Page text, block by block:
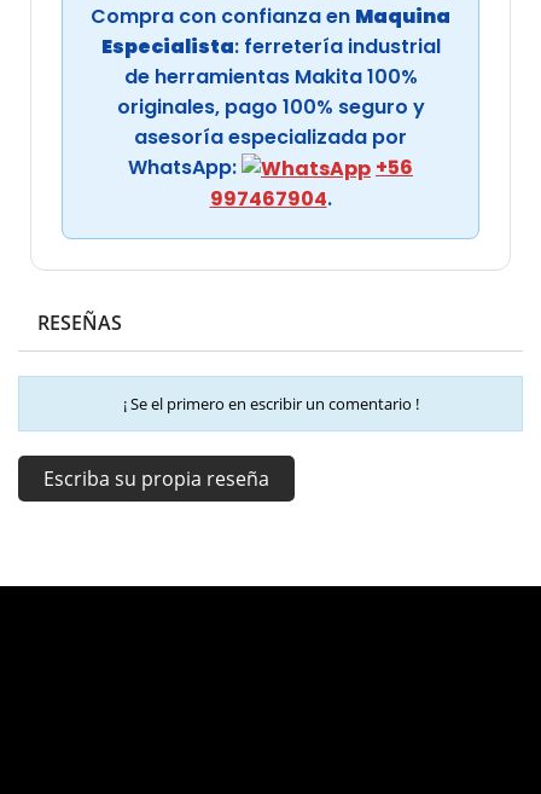
Compra con confianza en Maquina
Especialista: ferretería industrial
de herramientas Makita 100%
originales, pago 100% seguro y
asesoría especializada por
WhatsApp:
+56
997467904.
RESEÑAS
¡ Se el primero en escribir un comentario !
Escriba su propia reseña